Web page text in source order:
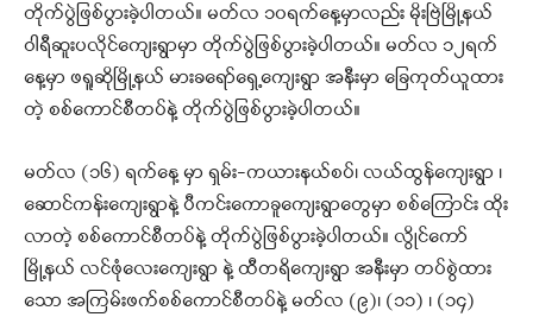
တိုက်ပွဲဖြစ်ပွားခဲ့ပါတယ်။ မတ်လ ၁၀ရက်နေ့မှာလည်း မိုးဗြဲမြို့နယ်
ဝါရီဆူးပလိုင်ကျေးရွာမှာ တိုက်ပွဲဖြစ်ပွားခဲ့ပါတယ်။ မတ်လ ၁၂ရက်
နေ့မှာ ဖရူဆိုမြို့နယ် မားခရော်ရှေ့ကျေးရွာ အနီးမှာ ခြေကုတ်ယူထား
တဲ့ စစ်ကောင်စီတပ်နဲ့ တိုက်ပွဲဖြစ်ပွားခဲ့ပါတယ်။
မတ်လ (၁၆) ရက်နေ့ မှာ ရှမ်း-ကယားနယ်စပ်၊ လယ်ထွန်ကျေးရွာ ၊
ဆောင်ကန်းကျေးရွာနဲ့ ပီကင်းကောခူကျေးရွာတွေမှာ စစ်ကြောင်း ထိုး
လာတဲ့ စစ်ကောင်စီတပ်နဲ့ တိုက်ပွဲဖြစ်ပွားခဲ့ပါတယ်။ လွိုင်ကော်
မြို့နယ် လင်ဖုံလေးကျေးရွာ နဲ့ ထီတရိကျေးရွာ အနီးမှာ တပ်စွဲထား
သော အကြမ်းဖက်စစ်ကောင်စီတပ်နဲ့ မတ်လ (၉)၊ (၁၁) ၊ (၁၄)